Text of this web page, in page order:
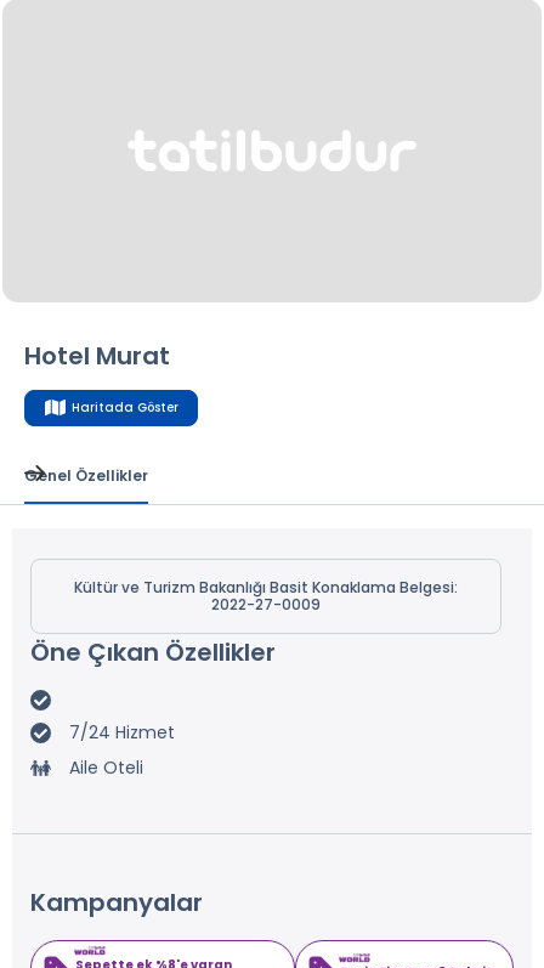
Hotel Murat
Haritada Göster
Genel Özellikler
Kültür ve Turizm Bakanlığı Basit Konaklama Belgesi:
2022-27-0009
Öne Çıkan Özellikler
7/24 Hizmet
Aile Oteli
Kampanyalar